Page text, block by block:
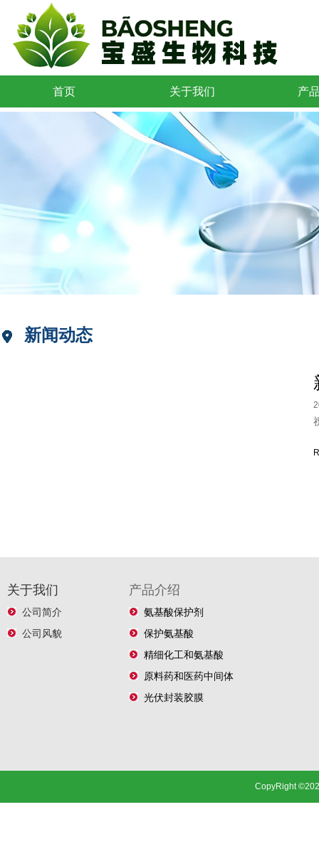
首页 关于我们 产
新闻动态
关于我们
公司简介
公司风貌
产品介绍
氨基酸保护剂
保护氨基酸
精细化工和氨基酸
原料药和医药中间体
光伏封装胶膜
CopyRight